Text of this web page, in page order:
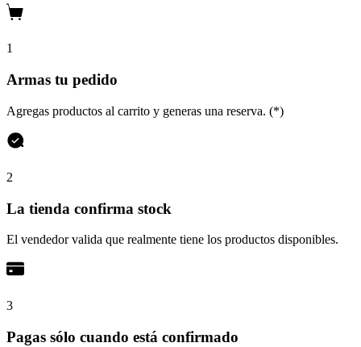
1
Armas tu pedido
Agregas productos al carrito y generas una reserva. (*)
2
La tienda confirma stock
El vendedor valida que realmente tiene los productos disponibles.
3
Pagas sólo cuando está confirmado